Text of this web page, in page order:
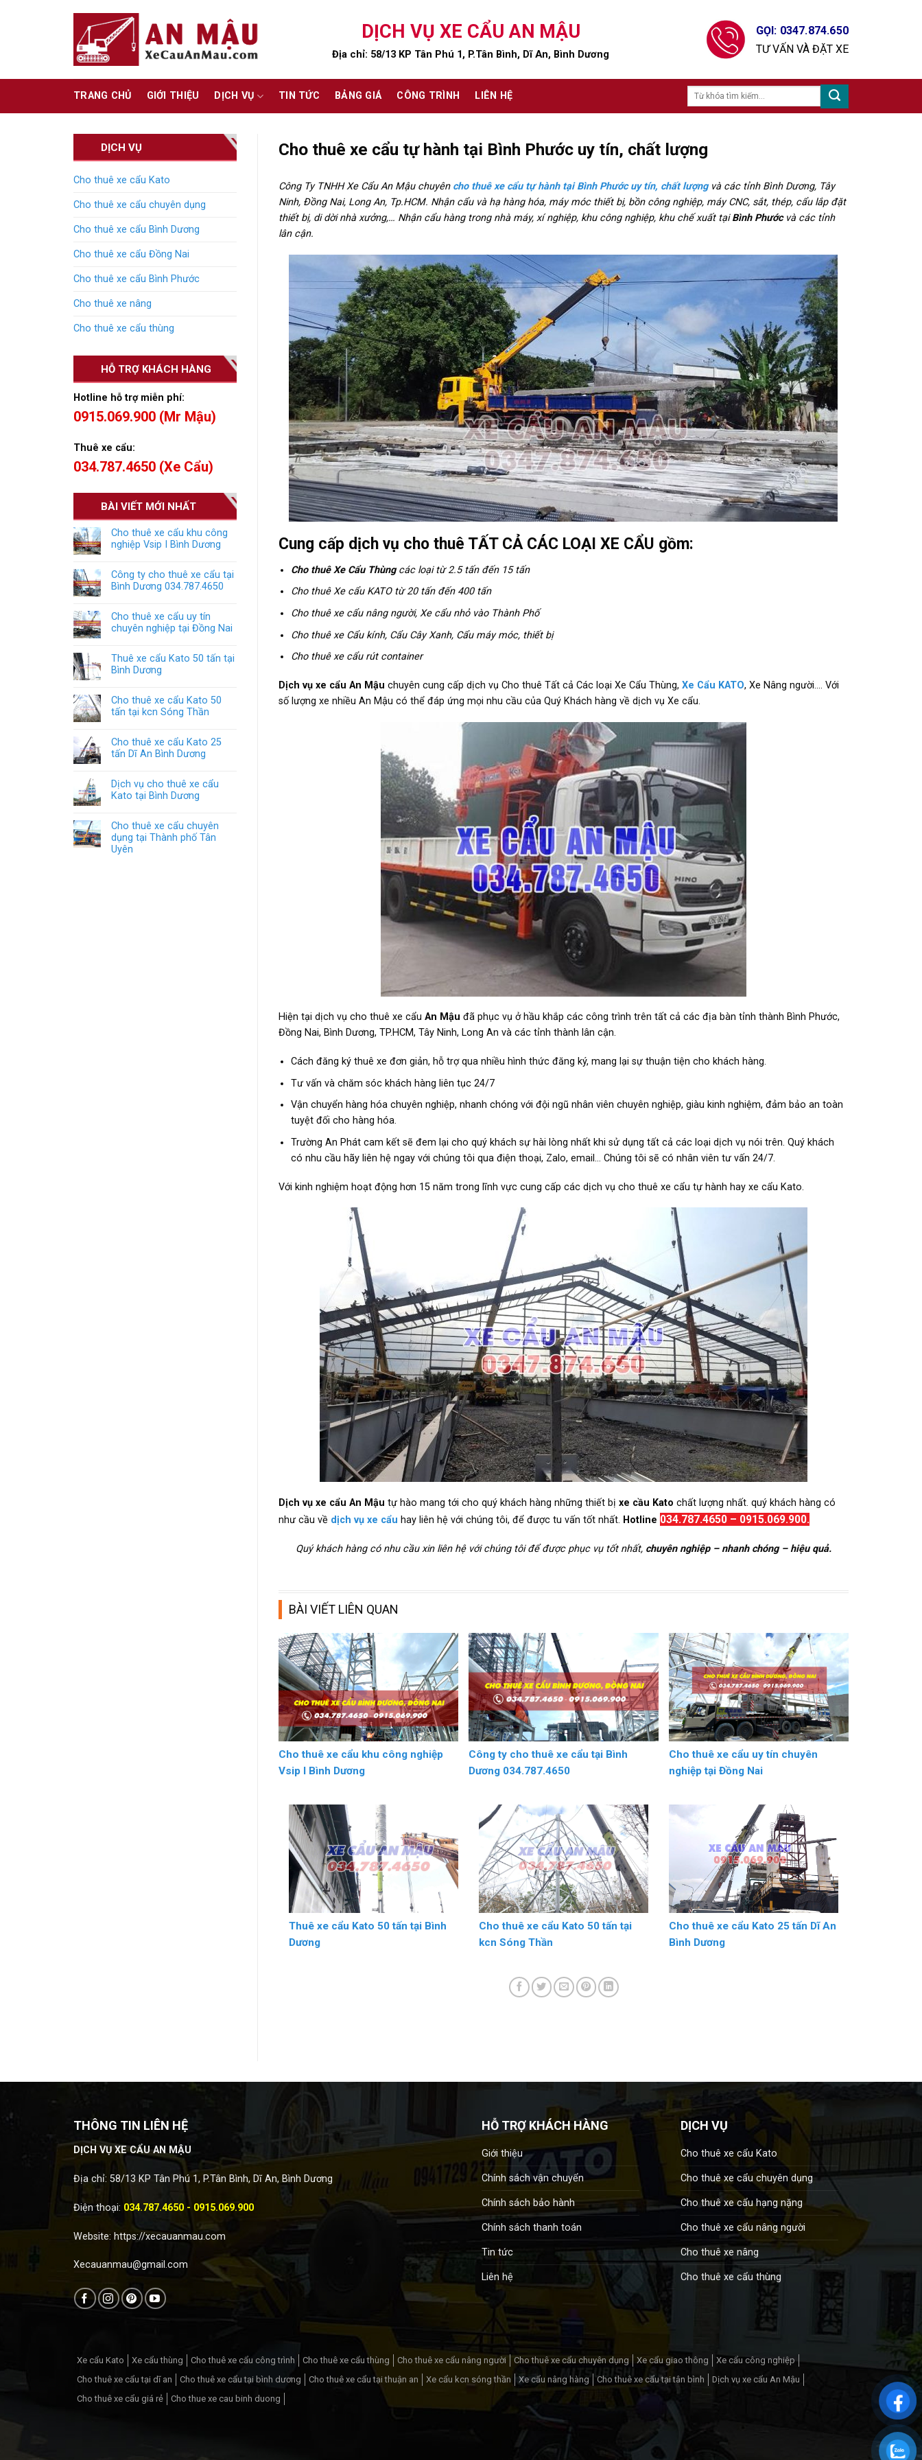
DỊCH VỤ XE CẨU AN MẬU
Địa chỉ: 58/13 KP Tân Phú 1, P.Tân Bình, Dĩ An, Bình Dương
GỌI: 0347.874.650
TƯ VẤN VÀ ĐẶT XE
TRANG CHỦ GIỚI THIỆU DỊCH VỤ TIN TỨC BẢNG GIÁ CÔNG TRÌNH LIÊN HỆ
DỊCH VỤ
Cho thuê xe cẩu Kato
Cho thuê xe cẩu chuyên dụng
Cho thuê xe cẩu Bình Dương
Cho thuê xe cẩu Đồng Nai
Cho thuê xe cẩu Bình Phước
Cho thuê xe nâng
Cho thuê xe cẩu thùng
HỖ TRỢ KHÁCH HÀNG
Hotline hỗ trợ miễn phí:
0915.069.900 (Mr Mậu)
Thuê xe cẩu:
034.787.4650 (Xe Cẩu)
BÀI VIẾT MỚI NHẤT
Cho thuê xe cẩu khu công
nghiệp Vsip I Bình Dương
Công ty cho thuê xe cẩu tại
Bình Dương 034.787.4650
Cho thuê xe cẩu uy tín
chuyên nghiệp tại Đồng Nai
Thuê xe cẩu Kato 50 tấn tại
Bình Dương
Cho thuê xe cẩu Kato 50
tấn tại kcn Sóng Thần
Cho thuê xe cẩu Kato 25
tấn Dĩ An Bình Dương
Dịch vụ cho thuê xe cẩu
Kato tại Bình Dương
Cho thuê xe cẩu chuyên
dụng tại Thành phố Tân
Uyên
Cho thuê xe cẩu tự hành tại Bình Phước uy tín, chất lượng
Công Ty TNHH Xe Cẩu An Mậu chuyên cho thuê xe cẩu tự hành tại Bình Phước uy tín, chất lượngvà các tỉnh Bình Dương, Tây
Ninh, Đồng Nai, Long An, Tp.HCM. Nhận cẩu và hạ hàng hóa, máy móc thiết bị, bồn công nghiệp, máy CNC, sắt, thép, cẩu lắp đặt
thiết bị, di dời nhà xưởng,… Nhận cẩu hàng trong nhà máy, xí nghiệp, khu công nghiệp, khu chế xuất tạiBình Phướcvà các tỉnh
lân cận.
Cung cấp dịch vụ cho thuê TẤT CẢ CÁC LOẠI XE CẨU gồm:
Cho thuê Xe Cẩu Thùngcác loại từ 2.5 tấn đến 15 tấn
Cho thuê Xe cẩu KATO từ 20 tấn đến 400 tấn
Cho thuê xe cẩu nâng người, Xe cẩu nhỏ vào Thành Phố
Cho thuê xe Cẩu kính, Cẩu Cây Xanh, Cẩu máy móc, thiết bị
Cho thuê xe cẩu rút container
Dịch vụ xe cẩu An Mậu chuyên cung cấp dịch vụ Cho thuê Tất cả Các loại Xe Cẩu Thùng, Xe Cẩu KATO, Xe Nâng người…. Với
số lượng xe nhiều An Mậu có thể đáp ứng mọi nhu cầu của Quý Khách hàng về dịch vụ Xe cẩu.
Hiện tại dịch vụ cho thuê xe cẩu An Mậu đã phục vụ ở hầu khắp các công trình trên tất cả các địa bàn tỉnh thành Bình Phước,
Đồng Nai, Bình Dương, TP.HCM, Tây Ninh, Long An và các tỉnh thành lân cận.
Cách đăng ký thuê xe đơn giản, hỗ trợ qua nhiều hình thức đăng ký, mang lại sự thuận tiện cho khách hàng.
Tư vấn và chăm sóc khách hàng liên tục 24/7
Vận chuyển hàng hóa chuyên nghiệp, nhanh chóng với đội ngũ nhân viên chuyên nghiệp, giàu kinh nghiệm, đảm bảo an toàn
tuyệt đối cho hàng hóa.
Trường An Phát cam kết sẽ đem lại cho quý khách sự hài lòng nhất khi sử dụng tất cả các loại dịch vụ nói trên. Quý khách
có nhu cầu hãy liên hệ ngay với chúng tôi qua điện thoại, Zalo, email… Chúng tôi sẽ có nhân viên tư vấn 24/7.
Với kinh nghiệm hoạt động hơn 15 năm trong lĩnh vực cung cấp các dịch vụ cho thuê xe cẩu tự hành hay xe cẩu Kato.
Dịch vụ xe cẩu An Mậu tự hào mang tới cho quý khách hàng những thiết bị xe cầu Kato chất lượng nhất. quý khách hàng có
như cầu về dịch vụ xe cẩu hay liên hệ với chúng tôi, để được tu vấn tốt nhất. Hotline 034.787.4650 – 0915.069.900.
Quý khách hàng có nhu cầu xin liên hệ với chúng tôi để được phục vụ tốt nhất, chuyên nghiệp – nhanh chóng – hiệu quả.
BÀI VIẾT LIÊN QUAN
Cho thuê xe cẩu khu công nghiệp
Vsip I Bình Dương
Công ty cho thuê xe cẩu tại Bình
Dương 034.787.4650
Cho thuê xe cẩu uy tín chuyên
nghiệp tại Đồng Nai
Thuê xe cẩu Kato 50 tấn tại Bình
Dương
Cho thuê xe cẩu Kato 50 tấn tại
kcn Sóng Thần
Cho thuê xe cẩu Kato 25 tấn Dĩ An
Bình Dương
THÔNG TIN LIÊN HỆ
DỊCH VỤ XE CẨU AN MẬU
Địa chỉ: 58/13 KP Tân Phú 1, P.Tân Bình, Dĩ An, Bình Dương
Điện thoại: 034.787.4650 - 0915.069.900
Website: https://xecauanmau.com
Xecauanmau@gmail.com
HỖ TRỢ KHÁCH HÀNG
Giới thiệu
Chính sách vận chuyển
Chính sách bảo hành
Chính sách thanh toán
Tin tức
Liên hệ
DỊCH VỤ
Cho thuê xe cẩu Kato
Cho thuê xe cẩu chuyên dụng
Cho thuê xe cẩu hạng nặng
Cho thuê xe cẩu nâng người
Cho thuê xe nâng
Cho thuê xe cẩu thùng
Xe cẩu Kato Xe cẩu thùng Cho thuê xe cẩu công trình Cho thuê xe cẩu thùng Cho thuê xe cẩu nâng người Cho thuê xe cẩu chuyên dụng Xe cẩu giao thông
Xe cẩu công nghiệp
Cho thuê xe cẩu tại dĩ an
Cho thuê xe cẩu tại bình dương Cho thuê xe cẩu tại thuận an Xe cẩu kcn sóng thần Xe cẩu nâng hàng Cho thuê xe cẩu tại tân bình
Dịch vụ xe cẩu An Mậu
Cho thuê xe cẩu giá rẻ
Cho thue xe cau binh duong